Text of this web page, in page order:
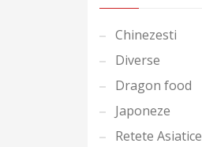
Chinezesti
Diverse
Dragon food
Japoneze
Retete Asiatice